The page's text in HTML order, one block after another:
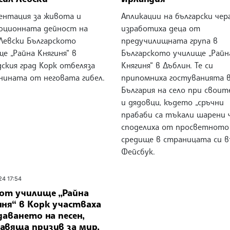
за живота и
дейност на
Българското
„Райна Княгиня“ в
град Корк отбеляза
от неговата гибел.
Апликации на български
изработиха деца от
предучилищната група в
Българското училище
Княгиня“ в Дъблин. Те си
припомниха гостуванията
България на село при
и дядовци, където „сръчни
прабаби са тъкали шарени
споделиха от просветното
средище в страницата си
Фейсбук.
17:54
училище „Райна
в Корк участваха
на песен,
призив за мир,